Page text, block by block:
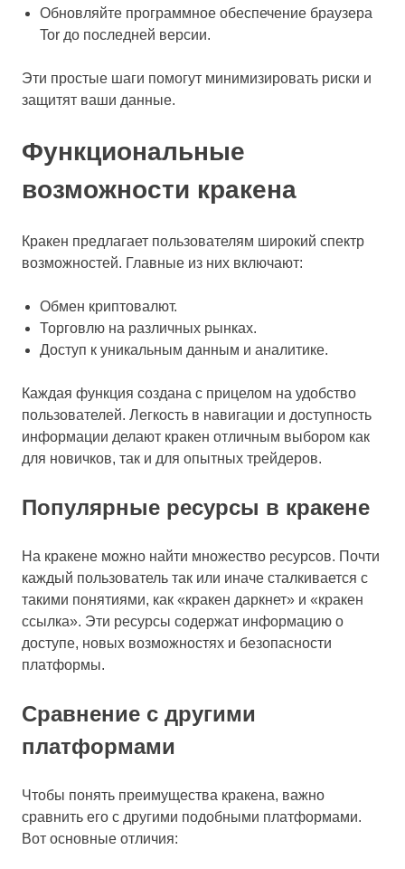
Обновляйте программное обеспечение браузера
Tor до последней версии.
Эти простые шаги помогут минимизировать риски и
защитят ваши данные.
Функциональные
возможности кракена
Кракен предлагает пользователям широкий спектр
возможностей. Главные из них включают:
Обмен криптовалют.
Торговлю на различных рынках.
Доступ к уникальным данным и аналитике.
Каждая функция создана с прицелом на удобство
пользователей. Легкость в навигации и доступность
информации делают кракен отличным выбором как
для новичков, так и для опытных трейдеров.
Популярные ресурсы в кракене
На кракене можно найти множество ресурсов. Почти
каждый пользователь так или иначе сталкивается с
такими понятиями, как «кракен даркнет» и «кракен
ссылка». Эти ресурсы содержат информацию о
доступе, новых возможностях и безопасности
платформы.
Сравнение с другими
платформами
Чтобы понять преимущества кракена, важно
сравнить его с другими подобными платформами.
Вот основные отличия: